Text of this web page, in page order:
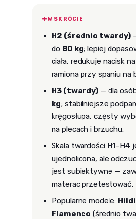
W SKRÓCIE
H2 (średnio twardy)
do 80 kg; lepiej
ciała, redukuje nacisk
ramiona przy spaniu na
H3 (twardy) — dla
kg; stabilniejsze
kręgosłupa, częsty
na plecach i brzuchu.
Skala twardości H1–H4
ujednolicona, ale
jest subiektywne —
materac przetestować.
Popularne modele:
Flamenco (średnio